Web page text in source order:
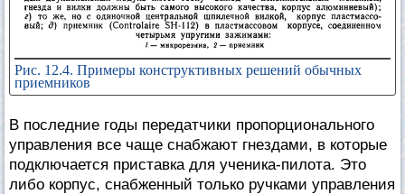
Рис. 12.4. Примеры конструктивных решений обычных
приемников
В последние годы передатчики пропорционального
управления все чаще снабжают гнездами, в которые
подключается приставка для ученика-пилота. Это
либо корпус, снабженный только ручками управления